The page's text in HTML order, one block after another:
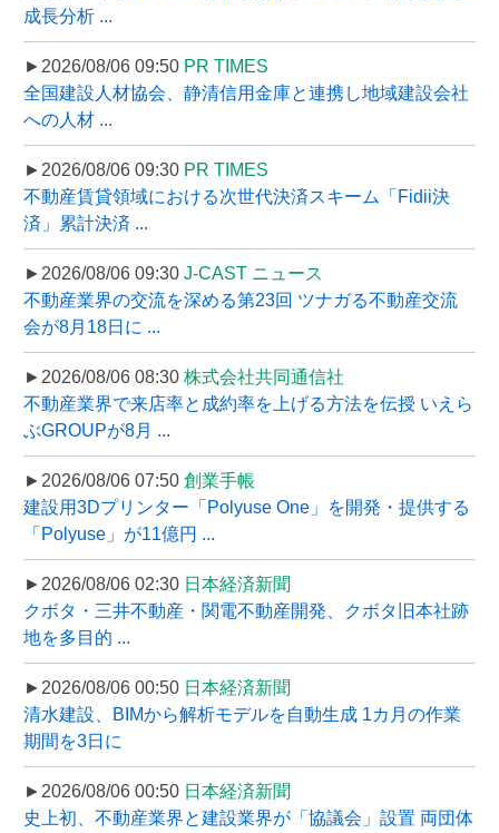
成長分析 ...
►2026/08/06 09:50 PR TIMES
全国建設人材協会、静清信用金庫と連携し地域建設会社
への人材 ...
►2026/08/06 09:30 PR TIMES
不動産賃貸領域における次世代決済スキーム「Fidii決
済」累計決済 ...
►2026/08/06 09:30 J-CAST ニュース
不動産業界の交流を深める第23回 ツナガる不動産交流
会が8月18日に ...
►2026/08/06 08:30 株式会社共同通信社
不動産業界で来店率と成約率を上げる方法を伝授 いえら
ぶGROUPが8月 ...
►2026/08/06 07:50 創業手帳
建設用3Dプリンター「Polyuse One」を開発・提供する
「Polyuse」が11億円 ...
►2026/08/06 02:30 日本経済新聞
クボタ・三井不動産・関電不動産開発、クボタ旧本社跡
地を多目的 ...
►2026/08/06 00:50 日本経済新聞
清水建設、BIMから解析モデルを自動生成 1カ月の作業
期間を3日に
►2026/08/06 00:50 日本経済新聞
史上初、不動産業界と建設業界が「協議会」設置 両団体